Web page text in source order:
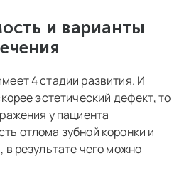
и варианты
4 стадии развития. И
эстетический дефект, то
у пациента
отлома зубной коронки и
в результате чего можно